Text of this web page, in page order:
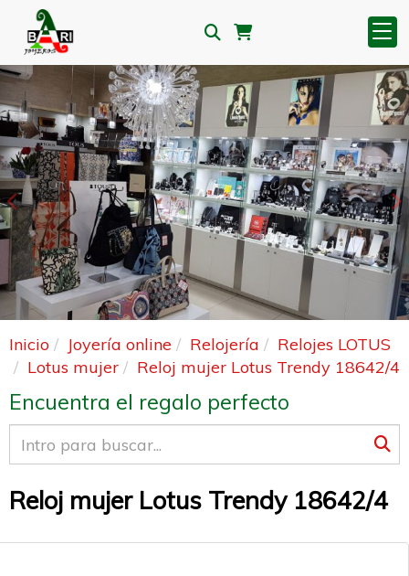
Anterior
Inicio Joyería online Relojería
Relojes LOTUS
Lotus mujer
Reloj mujer Lotus Trendy 18642/4
Encuentra el regalo perfecto
Reloj mujer Lotus Trendy 18642/4